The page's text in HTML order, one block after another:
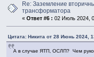
Re: Заземление
трансформатора
« Ответ #6 : 02 Июль 2024,
Цитата: Никита от 28 Июнь 2024,
А в случае ЯТП, ОСЛП? Чем